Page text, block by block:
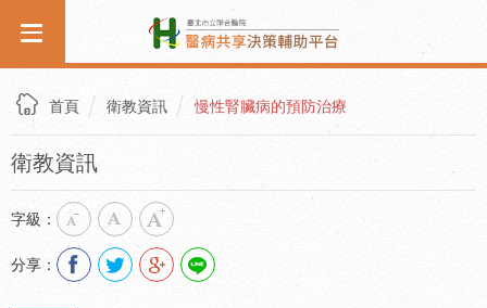
首頁 衛教資訊 慢性腎臟病的預防治療
衛教資訊
字級：
分享：